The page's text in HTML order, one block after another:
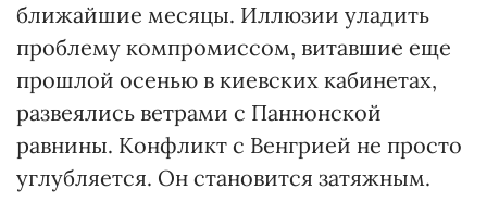
ближайшие месяцы. Иллюзии уладить
проблему компромиссом, витавшие еще
прошлой осенью в киевских кабинетах,
развеялись ветрами с Паннонской
равнины. Конфликт с Венгрией не просто
углубляется. Он становится затяжным.